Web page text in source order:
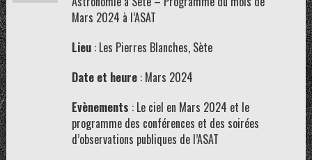
Mars 2024 à l’ASAT
Lieu : Les Pierres Blanches, Sète
Date et heure: Mars 2024
Evènements : Le ciel en Mars 2024 et le
programme des conférences et des soirées
d’observations publiques de l’ASAT